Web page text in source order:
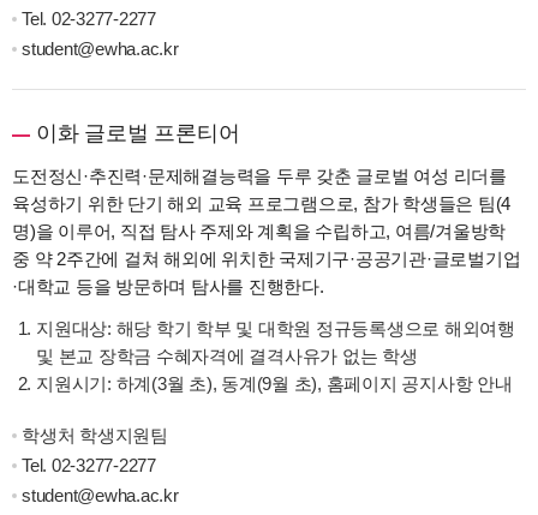
Tel. 02-3277-2277
student@ewha.ac.kr
이화 글로벌 프론티어
도전정신·추진력·문제해결능력을 두루 갖춘 글로벌 여성 리더를
육성하기 위한 단기 해외 교육 프로그램으로, 참가 학생들은 팀(4
명)을 이루어, 직접 탐사 주제와 계획을 수립하고, 여름/겨울방학
중 약 2주간에 걸쳐 해외에 위치한 국제기구·공공기관·글로벌기업
·대학교 등을 방문하며 탐사를 진행한다.
지원대상: 해당 학기 학부 및 대학원 정규등록생으로 해외여행
및 본교 장학금 수혜자격에 결격사유가 없는 학생
지원시기: 하계(3월 초), 동계(9월 초), 홈페이지 공지사항 안내
학생처 학생지원팀
Tel. 02-3277-2277
student@ewha.ac.kr